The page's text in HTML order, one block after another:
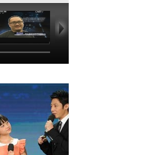
35:55